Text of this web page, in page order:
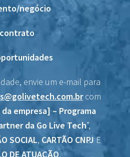
negócio
envie um e-mail para
com
empresa] – Programa
da Go Live Tech”,
SOCIAL, CARTÃO CNPJE
DE ATUAÇÃO.